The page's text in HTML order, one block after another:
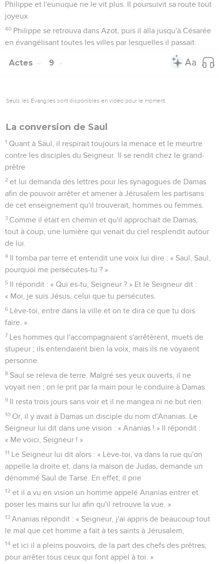
Philippe et l'eunuque ne le vit plus. Il poursuivit sa route tout
joyeux.
40 Philippe se retrouva dans Azot, puis il alla jusqu'à Césarée
en évangélisant toutes les villes par lesquelles il passait.
Actes 9
Seuls les Évangiles sont disponibles en vidéo pour le moment.
La conversion de Saul
1 Quant à Saul, il respirait toujours la menace et le meurtre
contre les disciples du Seigneur. Il se rendit chez le grand-
prêtre
2 et lui demanda des lettres pour les synagogues de Damas
afin de pouvoir arrêter et amener à Jérusalem les partisans
de cet enseignement qu'il trouverait, hommes ou femmes.
3 Comme il était en chemin et qu'il approchait de Damas,
tout à coup, une lumière qui venait du ciel resplendit autour
de lui.
4 Il tomba par terre et entendit une voix lui dire : « Saul, Saul,
pourquoi me persécutes-tu ? »
5 Il répondit : « Qui es-tu, Seigneur ? » Et le Seigneur dit :
« Moi, je suis Jésus, celui que tu persécutes.
6 Lève-toi, entre dans la ville et on te dira ce que tu dois
faire. »
7 Les hommes qui l'accompagnaient s'arrêtèrent, muets de
stupeur ; ils entendaient bien la voix, mais ils ne voyaient
personne.
8 Saul se releva de terre. Malgré ses yeux ouverts, il ne
voyait rien ; on le prit par la main pour le conduire à Damas.
9 Il resta trois jours sans voir et il ne mangea ni ne but rien.
10 Or, il y avait à Damas un disciple du nom d'Ananias. Le
Seigneur lui dit dans une vision : « Ananias ! » Il répondit :
« Me voici, Seigneur ! »
11 Le Seigneur lui dit alors : « Lève-toi, va dans la rue qu'on
appelle la droite et, dans la maison de Judas, demande un
dénommé Saul de Tarse. En effet, il prie
12 et il a vu en vision un homme appelé Ananias entrer et
poser les mains sur lui afin qu'il retrouve la vue. »
13 Ananias répondit : « Seigneur, j'ai appris de beaucoup tout
le mal que cet homme a fait à tes saints à Jérusalem,
14 et ici il a pleins pouvoirs, de la part des chefs des prêtres,
pour arrêter tous ceux qui font appel à toi. »